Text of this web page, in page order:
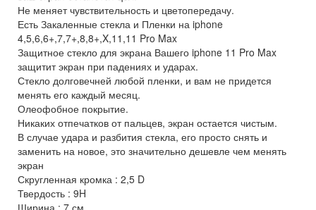
Не меняет чувствительность и цветопередачу.
Есть Закаленные стекла и Пленки на iphone
4,5,6,6+,7,7+,8,8+,X,11,11 Pro Max
Защитное стекло для экрана Вашего iphone 11 Pro Max
защитит экран при падениях и ударах.
Стекло долговечней любой пленки, и вам не придется
менять его каждый месяц.
Олеофобное покрытие.
Никаких отпечатков от пальцев, экран остается чистым.
В случае удара и разбития стекла, его просто снять и
заменить на новое, это значительно дешевле чем менять
экран
Скругленная кромка : 2,5 D
Твердость : 9H
Ширина : 7 см